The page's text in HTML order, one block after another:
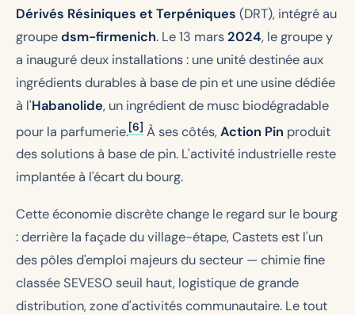
Dérivés Résiniques et Terpéniques (DRT), intégré au
groupedsm-firmenich. Le 13 mars2024, le groupe y
a inauguré deux installations : une unité destinée aux
ingrédients durables à base de pin et une usine dédiée
à l'Habanolide, un ingrédient de musc biodégradable
pour la parfumerie.[6] À ses côtés, Action Pin produit
des solutions à base de pin. L'activité industrielle reste
implantée à l'écart du bourg.
Cette économie discrète change le regard sur le bourg
: derrière la façade du village-étape, Castets est l'un
des pôles d'emploi majeurs du secteur — chimie fine
classée SEVESO seuil haut, logistique de grande
distribution, zone d'activités communautaire. Le tout